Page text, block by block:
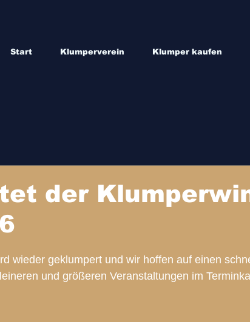
Start Klumperverein Klumper kaufen
der
wieder geklumpert und wir hoffen auf einen
und größeren Veranstaltungen im